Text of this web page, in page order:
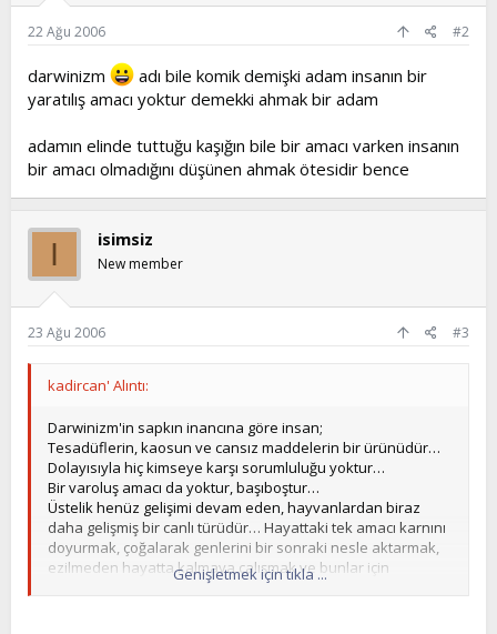
22 Ağu 2006 #2
darwinizm
adı bile komik demişki adam insanın bir
yaratılış amacı yoktur demekki ahmak bir adam
adamın elinde tuttuğu kaşığın bile bir amacı varken insanın
bir amacı olmadığını düşünen ahmak ötesidir bence
I isimsiz
New member
23 Ağu 2006 #3
kadircan' Alıntı:
Darwinizm'in sapkın inancına göre insan;
Tesadüflerin, kaosun ve cansız maddelerin bir ürünüdür…
Dolayısıyla hiç kimseye karşı sorumluluğu yoktur…
Bir varoluş amacı da yoktur, başıboştur…
Üstelik henüz gelişimi devam eden, hayvanlardan biraz
daha gelişmiş bir canlı türüdür… Hayattaki tek amacı karnını
doyurmak, çoğalarak genlerini bir sonraki nesle aktarmak,
ezilmeden hayatta kalmaya çalışmak ve bunlar için
Genişletmek için tıkla ...